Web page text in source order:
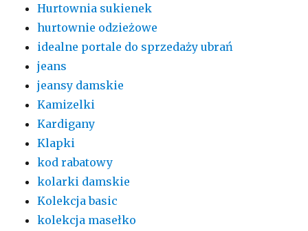
Hurtownia sukienek
hurtownie odzieżowe
idealne portale do sprzedaży ubrań
jeans
jeansy damskie
Kamizelki
Kardigany
Klapki
kod rabatowy
kolarki damskie
Kolekcja basic
kolekcja masełko